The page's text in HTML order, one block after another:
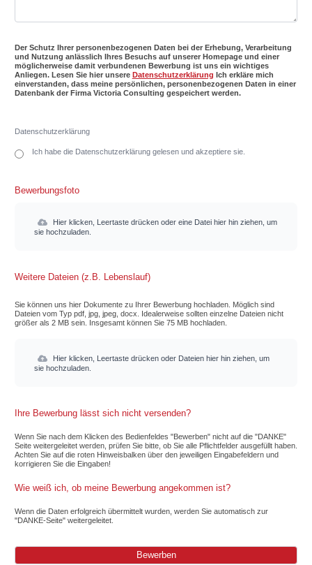
Der Schutz Ihrer personenbezogenen Daten bei der Erhebung, Verarbeitung
und Nutzung anlässlich Ihres Besuchs auf unserer Homepage und einer
möglicherweise damit verbundenen Bewerbung ist uns ein wichtiges
Anliegen. Lesen Sie hier unsere Datenschutzerklärung Ich erkläre mich
einverstanden, dass meine persönlichen, personenbezogenen Daten in einer
Datenbank der Firma Victoria Consulting gespeichert werden.
Datenschutzerklärung
Ich habe die Datenschutzerklärung gelesen und akzeptiere sie.
Bewerbungsfoto
Hier klicken, Leertaste drücken oder eine Datei hier hin ziehen, um
sie hochzuladen.
Weitere Dateien (z.B. Lebenslauf)
Sie können uns hier Dokumente zu Ihrer Bewerbung hochladen. Möglich sind
Dateien vom Typ pdf, jpg, jpeg, docx. Idealerweise sollten einzelne Dateien nicht
größer als 2 MB sein. Insgesamt können Sie 75 MB hochladen.
Hier klicken, Leertaste drücken oder Dateien hier hin ziehen, um
sie hochzuladen.
Ihre Bewerbung lässt sich nicht versenden?
Wenn Sie nach dem Klicken des Bedienfeldes "Bewerben" nicht auf die "DANKE"
Seite weitergeleitet werden, prüfen Sie bitte, ob Sie alle Pflichtfelder ausgefüllt haben.
Achten Sie auf die roten Hinweisbalken über den jeweiligen Eingabefeldern und
korrigieren Sie die Eingaben!
Wie weiß ich, ob meine Bewerbung angekommen ist?
Wenn die Daten erfolgreich übermittelt wurden, werden Sie automatisch zur
"DANKE-Seite" weitergeleitet.